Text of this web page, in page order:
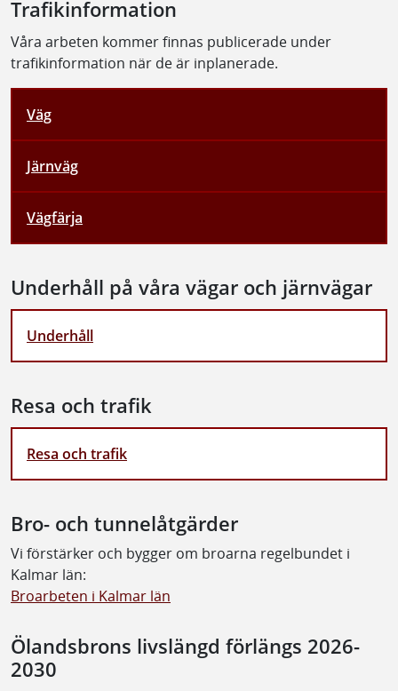
Trafikinformation
Våra arbeten kommer finnas publicerade under
trafikinformation när de är inplanerade.
Väg
Järnväg
Vägfärja
Underhåll på våra vägar och järnvägar
Underhåll
Resa och trafik
Resa och trafik
Bro- och tunnelåtgärder
Vi förstärker och bygger om broarna regelbundet i
Kalmar län:
Broarbeten i Kalmar län
Ölandsbrons livslängd förlängs 2026-
2030